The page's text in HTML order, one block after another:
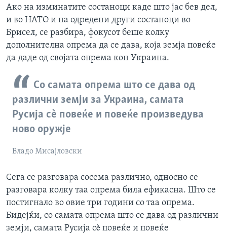
Ако на изминатите состаноци каде што јас бев дел,
и во НАТО и на одредени други состаноци во
Брисел, се разбира, фокусот беше колку
дополнителна опрема да се дава, која земја повеќе
да даде од својата опрема кон Украина.
Со самата опрема што се дава од
различни земји за Украина, самата
Русија сè повеќе и повеќе произведува
ново оружје
Владо Мисајловски
Сега се разговара сосема различно, односно се
разговара колку таа опрема била ефикасна. Што се
постигнало во овие три години со таа опрема.
Бидејќи, со самата опрема што се дава од различни
земји, самата Русија сè повеќе и повеќе